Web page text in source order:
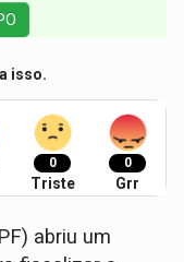
isso.
0
Triste
0
Grr
abriu um